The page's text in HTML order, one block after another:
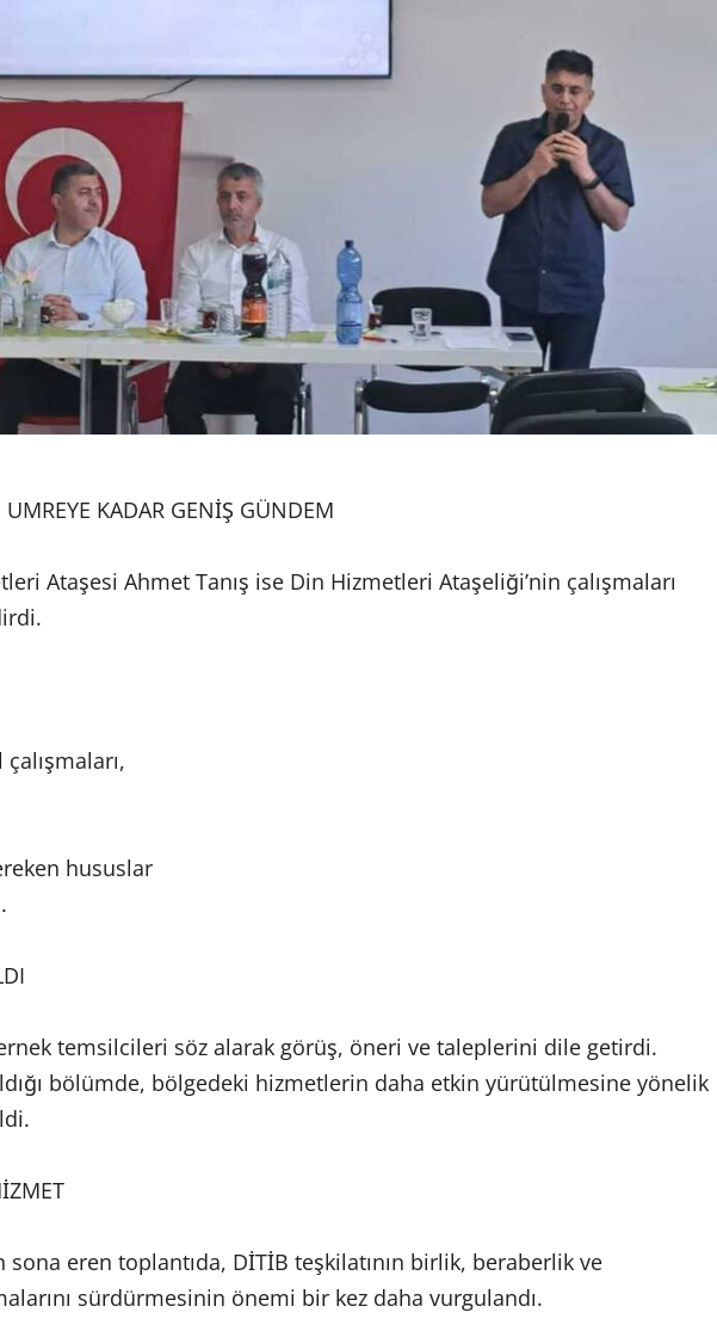
KADAR GENİŞ GÜNDEM
Ataşesi Ahmet Tanış ise Din Hizmetleri Ataşeliği’nin çalışmaları
hususlar
temsilcileri söz alarak görüş, öneri ve taleplerini dile getirdi.
bölümde, bölgedeki hizmetlerin daha etkin yürütülmesine yönelik
eren toplantıda, DİTİB teşkilatının birlik, beraberlik ve
sürdürmesinin önemi bir kez daha vurgulandı.